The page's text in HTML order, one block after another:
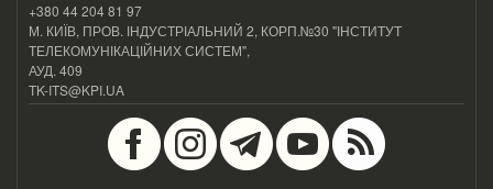
+380 44 204 81 97
М. КИЇВ, ПРОВ. ІНДУСТРІАЛЬНИЙ 2, КОРП.№30 "ІНСТИТУТ
ТЕЛЕКОМУНІКАЦІЙНИХ СИСТЕМ",
АУД. 409
TK-ITS@KPI.UA